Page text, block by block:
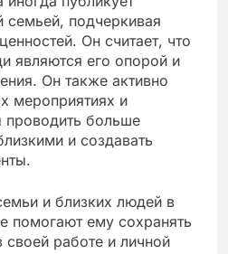
семьей, подчеркивая
Он считает, что
являются его опорой и
Он также активно
мероприятиях и
проводить больше
и создавать
и близких людей в
помогают ему сохранять
работе и личной